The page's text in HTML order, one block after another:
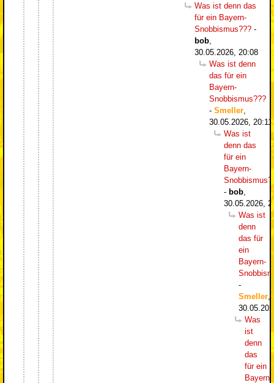
Was ist denn das
für ein Bayern-
Snobbismus??? -
bob
30.05.2026, 20:08
Was ist denn
das für ein
Bayern-
Snobbismus???
- Smeller
30.05.2026, 20:11
Was ist
denn das
für ein
Bayern-
- bob
30.05.2026,
Was ist
denn
das für
ein
Bayern-
-
Smeller
Was
ist
denn
das
für ein
Bayern-